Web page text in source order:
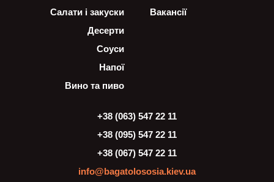
Салати і закуски
Десерти
Соуси
Напої
Вино та пиво
Вакансії
+38 (063) 547 22 11
+38 (095) 547 22 11
+38 (067) 547 22 11
info@bagatolososia.kiev.ua